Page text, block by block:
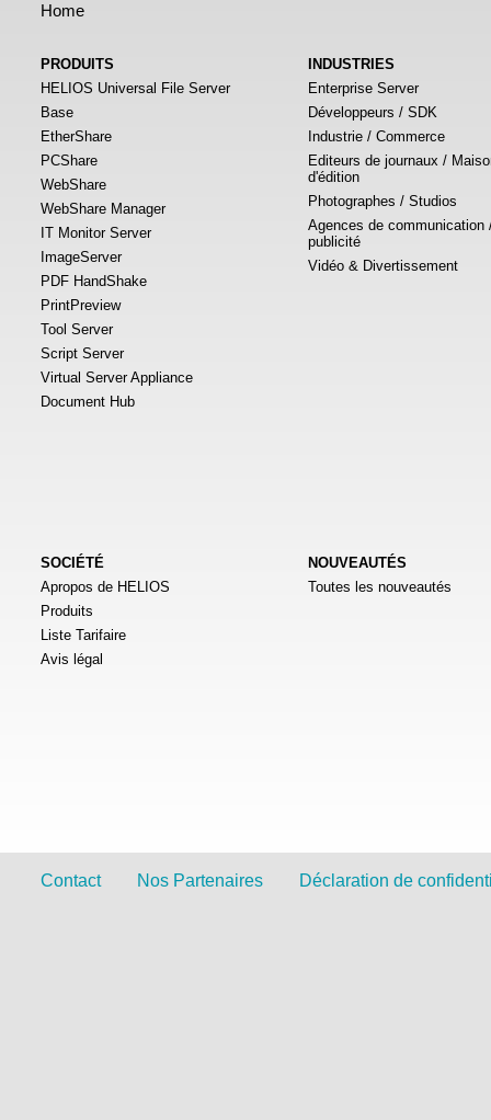
Home
PRODUITS
HELIOS Universal File Server
Base
EtherShare
PCShare
WebShare
WebShare Manager
IT Monitor Server
ImageServer
PDF HandShake
PrintPreview
Tool Server
Script Server
Virtual Server Appliance
Document Hub
INDUSTRIES
Enterprise Server
Développeurs / SDK
Industrie / Commerce
Editeurs de journaux /
d'édition
Photographes / Studios
Agences de communication
publicité
Vidéo & Divertissement
SOCIÉTÉ
Apropos de HELIOS
Produits
Liste Tarifaire
Avis légal
NOUVEAUTÉS
Toutes les nouveautés
Contact Nos Partenaires Déclaration de